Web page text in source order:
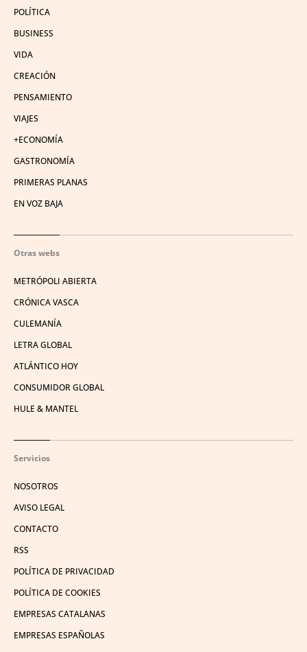
POLÍTICA
BUSINESS
VIDA
CREACIÓN
PENSAMIENTO
VIAJES
+ECONOMÍA
GASTRONOMÍA
PRIMERAS PLANAS
EN VOZ BAJA
Otras webs
METRÓPOLI ABIERTA
CRÓNICA VASCA
CULEMANÍA
LETRA GLOBAL
ATLÁNTICO HOY
CONSUMIDOR GLOBAL
HULE & MANTEL
Servicios
NOSOTROS
AVISO LEGAL
CONTACTO
RSS
POLÍTICA DE PRIVACIDAD
POLÍTICA DE COOKIES
EMPRESAS CATALANAS
EMPRESAS ESPAÑOLAS